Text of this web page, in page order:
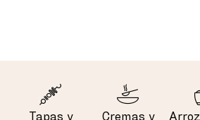
Tapas y
Cremas y